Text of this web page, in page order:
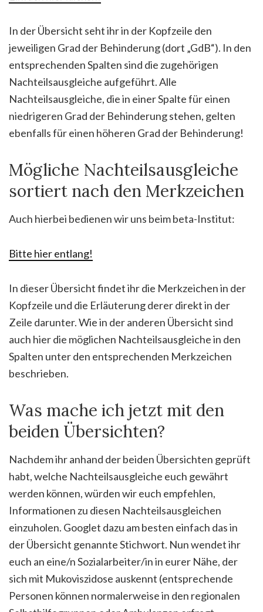
In der Übersicht seht ihr in der Kopfzeile den
jeweiligen Grad der Behinderung (dort „GdB“). In den
entsprechenden Spalten sind die zugehörigen
Nachteilsausgleiche aufgeführt. Alle
Nachteilsausgleiche, die in einer Spalte für einen
niedrigeren Grad der Behinderung stehen, gelten
ebenfalls für einen höheren Grad der Behinderung!
Mögliche Nachteilsausgleiche
sortiert nach den Merkzeichen
Auch hierbei bedienen wir uns beim beta-Institut:
Bitte hier entlang!
In dieser Übersicht findet ihr die Merkzeichen in der
Kopfzeile und die Erläuterung derer direkt in der
Zeile darunter. Wie in der anderen Übersicht sind
auch hier die möglichen Nachteilsausgleiche in den
Spalten unter den entsprechenden Merkzeichen
beschrieben.
Was mache ich jetzt mit den
beiden Übersichten?
Nachdem ihr anhand der beiden Übersichten geprüft
habt, welche Nachteilsausgleiche euch gewährt
werden können, würden wir euch empfehlen,
Informationen zu diesen Nachteilsausgleichen
einzuholen. Googlet dazu am besten einfach das in
der Übersicht genannte Stichwort. Nun wendet ihr
euch an eine/n Sozialarbeiter/in in eurer Nähe, der
sich mit Mukoviszidose auskennt (entsprechende
Personen können normalerweise in den regionalen